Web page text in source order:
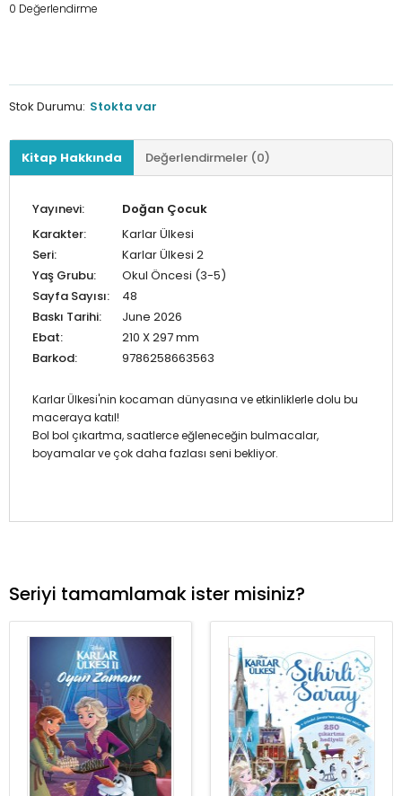
0 Değerlendirme
Stok Durumu: Stokta var
Kitap Hakkında Değerlendirmeler (0)
Yayınevi:
Doğan Çocuk
Karakter:
Karlar Ülkesi
Seri:
Karlar Ülkesi 2
Yaş Grubu:
Okul Öncesi (3-5)
Sayfa Sayısı:
48
Baskı Tarihi:
June 2026
Ebat:
210 X 297 mm
Barkod:
9786258663563
Karlar Ülkesi'nin kocaman dünyasına ve etkinliklerle dolu bu
maceraya katıl!
Bol bol çıkartma, saatlerce eğleneceğin bulmacalar,
boyamalar ve çok daha fazlası seni bekliyor.
Seriyi tamamlamak ister misiniz?